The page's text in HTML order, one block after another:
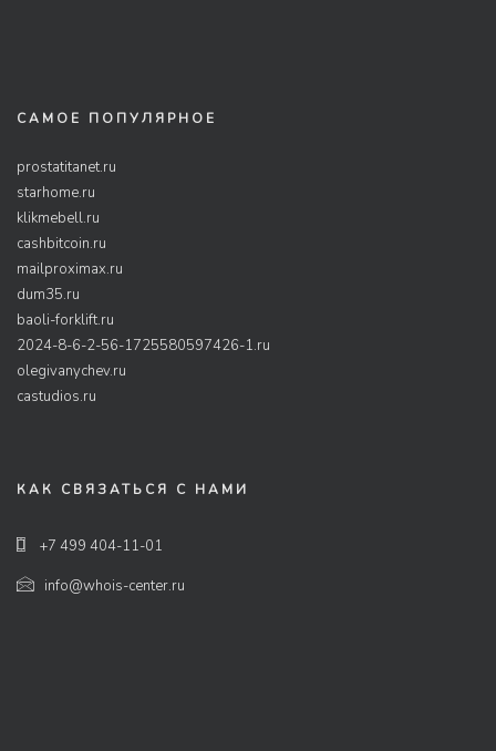
САМОЕ ПОПУЛЯРНОЕ
prostatitanet.ru
starhome.ru
klikmebell.ru
cashbitcoin.ru
mailproximax.ru
dum35.ru
baoli-forklift.ru
2024-8-6-2-56-1725580597426-1.ru
olegivanychev.ru
castudios.ru
КАК СВЯЗАТЬСЯ С НАМИ
+7 499 404-11-01
info@whois-center.ru